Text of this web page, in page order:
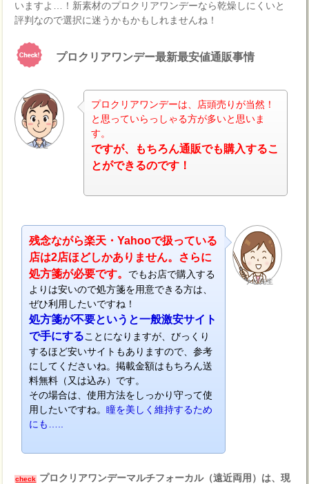
いますよ…！新素材のプロクリアワンデーなら乾燥しにくいと
評判なので選択に迷うかもかもしれませんね！
プロクリアワンデー最新最安値通販事情
ナビ
プロクリアワンデーは、店頭売りが当然！
と思っていらっしゃる方が多いと思いま
す。
ですが、もちろん通販でも購入するこ
とができるのです！
ナビ先生
残念ながら楽天・Yahooで扱っている
店は2店ほどしかありません。さらに
処方箋が必要です。 でもお店で購入する
よりは安いので処方箋を用意できる方は、
ぜひ利用したいですね！
処方箋が不要というと一般激安サイト
で手にすることになりますが、びっくり
するほど安いサイトもありますので、参考
にしてくださいね。掲載金額はもちろん送
料無料（又は込み）です。
その場合は、使用方法をしっかり守って使
用したいですね。瞳を美しく維持するため
にも…..
check
プロクリアワンデーマルチフォーカル（遠近両用）は、現